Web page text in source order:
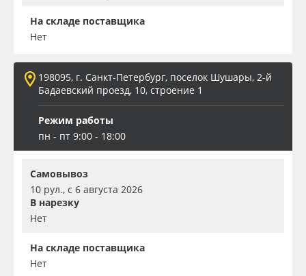
На складе поставщика
Нет
198095, г. Санкт-Петербург, поселок Шушары, 2-й
Бадаевский проезд, 10, строение 1
Режим работы
пн - пт 9:00 - 18:00
Самовывоз
10 рул., с 6 августа 2026
В нарезку
Нет
На складе поставщика
Нет